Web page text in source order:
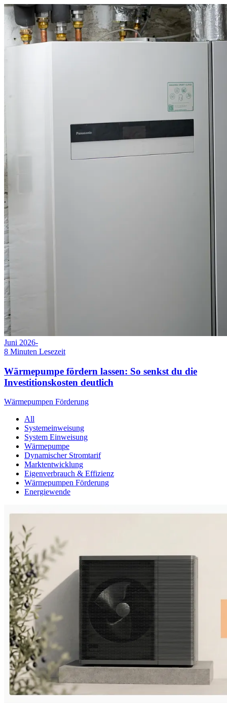
Home
Produkte
Zum Angebot
Juni 2026-
8 Minuten Lesezeit
Wärmepumpe fördern lassen: So senkst du die
Investitionskosten deutlich
Wärmepumpen Förderung
All
Systemeinweisung
System Einweisung
Wärmepumpe
Dynamischer Stromtarif
Marktentwicklung
Eigenverbrauch & Effizienz
Wärmepumpen Förderung
Energiewende